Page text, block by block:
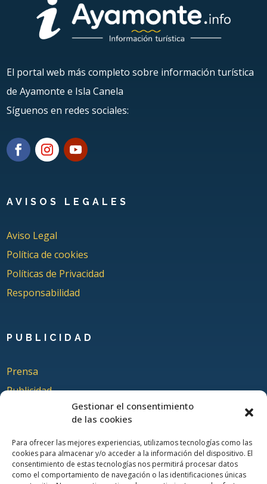
Gestionar el consentimiento
de las cookies
Para ofrecer las mejores experiencias, utilizamos tecnologías como las
cookies para almacenar y/o acceder a la información del dispositivo. El
consentimiento de estas tecnologías nos permitirá procesar datos
como el comportamiento de navegación o las identificaciones únicas
El portal web más completo sobre información turística
de Ayamonte e Isla Canela
Síguenos en redes sociales:
AVISOS LEGALES
Aviso Legal
Política de cookies
Políticas de Privacidad
Responsabilidad
PUBLICIDAD
Prensa
Publicidad
Quienes somos
COLABORA